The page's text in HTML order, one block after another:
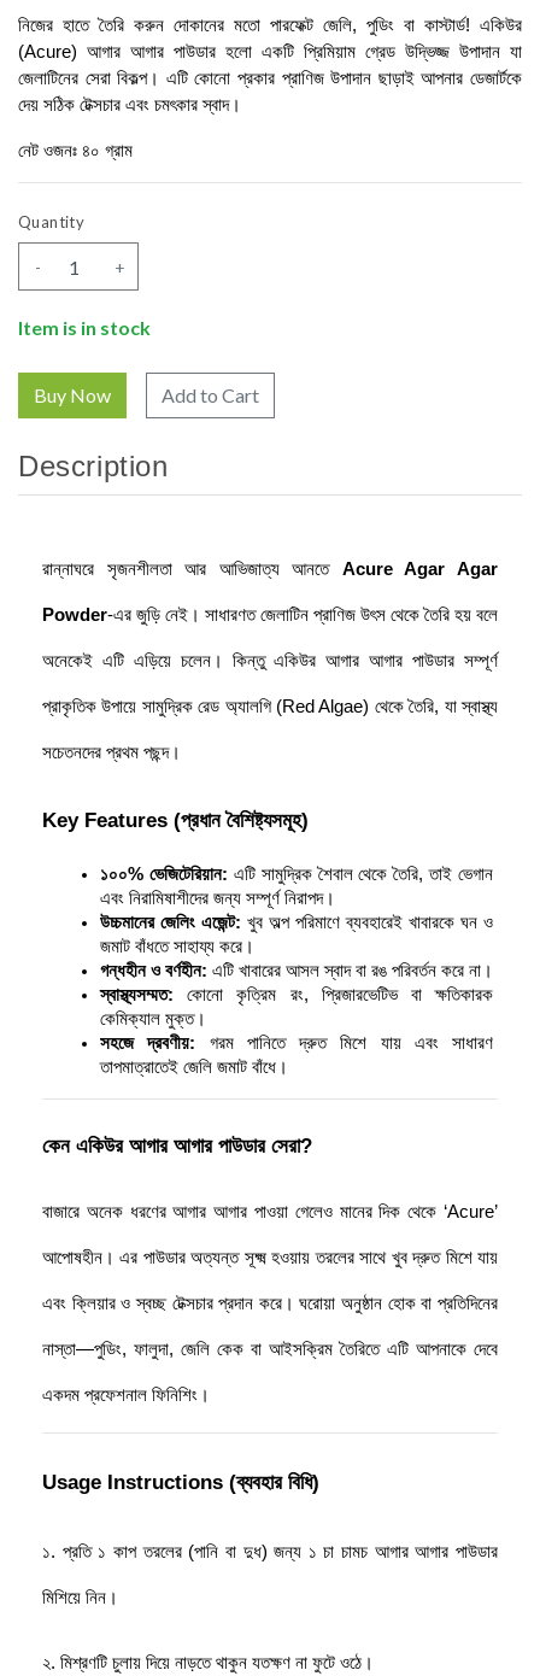
নিজের হাতে তৈরি করুন দোকানের মতো পারফেক্ট জেলি, পুডিং বা কাস্টার্ড! একিউর
(Acure) আগার আগার পাউডার হলো একটি প্রিমিয়াম গ্রেড উদ্ভিজ্জ উপাদান যা
জেলাটিনের সেরা বিকল্প। এটি কোনো প্রকার প্রাণিজ উপাদান ছাড়াই আপনার ডেজার্টকে
দেয় সঠিক টেক্সচার এবং চমৎকার স্বাদ।
নেট ওজনঃ ৪০ গ্রাম
Quantity
- +
Item is in stock
Add to Cart
Description
রান্নাঘরে সৃজনশীলতা আর আভিজাত্য আনতে Acure Agar Agar
Powder-এর জুড়ি নেই। সাধারণত জেলাটিন প্রাণিজ উৎস থেকে তৈরি হয় বলে
অনেকেই এটি এড়িয়ে চলেন। কিন্তু একিউর আগার আগার পাউডার সম্পূর্ণ
প্রাকৃতিক উপায়ে সামুদ্রিক রেড অ্যালগি (Red Algae) থেকে তৈরি, যা স্বাস্থ্য
সচেতনদের প্রথম পছন্দ।
Key Features (প্রধান বৈশিষ্ট্যসমূহ)
১০০% ভেজিটেরিয়ান: এটি সামুদ্রিক শৈবাল থেকে তৈরি, তাই ভেগান
এবং নিরামিষাশীদের জন্য সম্পূর্ণ নিরাপদ।
উচ্চমানের জেলিং এজেন্ট: খুব অল্প পরিমাণে ব্যবহারেই খাবারকে ঘন ও
জমাট বাঁধতে সাহায্য করে।
গন্ধহীন ও বর্ণহীন: এটি খাবারের আসল স্বাদ বা রঙ পরিবর্তন করে না।
স্বাস্থ্যসম্মত: কোনো কৃত্রিম রং, প্রিজারভেটিভ বা ক্ষতিকারক
কেমিক্যাল মুক্ত।
সহজে দ্রবণীয়: গরম পানিতে দ্রুত মিশে যায় এবং সাধারণ
তাপমাত্রাতেই জেলি জমাট বাঁধে।
কেন একিউর আগার আগার পাউডার সেরা?
বাজারে অনেক ধরণের আগার আগার পাওয়া গেলেও মানের দিক থেকে ‘Acure’
আপোষহীন। এর পাউডার অত্যন্ত সূক্ষ্ম হওয়ায় তরলের সাথে খুব দ্রুত মিশে যায়
এবং ক্লিয়ার ও স্বচ্ছ টেক্সচার প্রদান করে। ঘরোয়া অনুষ্ঠান হোক বা প্রতিদিনের
নাস্তা—পুডিং, ফালুদা, জেলি কেক বা আইসক্রিম তৈরিতে এটি আপনাকে দেবে
একদম প্রফেশনাল ফিনিশিং।
Usage Instructions (ব্যবহার বিধি)
১. প্রতি ১ কাপ তরলের (পানি বা দুধ) জন্য ১ চা চামচ আগার আগার পাউডার
মিশিয়ে নিন।
২. মিশ্রণটি চুলায় দিয়ে নাড়তে থাকুন যতক্ষণ না ফুটে ওঠে।